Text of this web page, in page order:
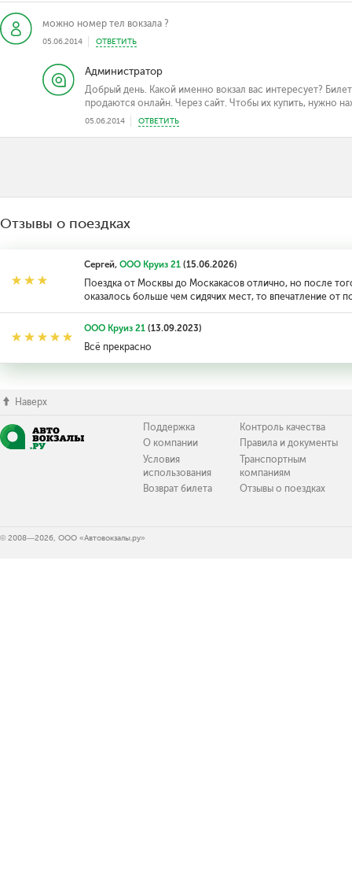
можно номер тел вокзала ?
05.06.2014 ОТВЕТИТЬ
Администратор
Добрый день. Какой именно вокзал вас интересует?
продаются онлайн. Через сайт. Чтобы их купить, нужно
05.06.2014 ОТВЕТИТЬ
Отзывы о поездках
Сергей, ООО Круиз 21(15.06.2026)
Поездка от Москвы до Москакасов отлично, но после
оказалось больше чем сидячих мест, то впечатление от
ООО Круиз 21(13.09.2023)
Всё прекрасно
Наверх
Поддержка
О компании
Условия
использования
Возврат билета
Контроль качества
Правила и документы
Транспортным
компаниям
Отзывы о поездках
© 2008—2026, ООО «Автовокзалы.ру»